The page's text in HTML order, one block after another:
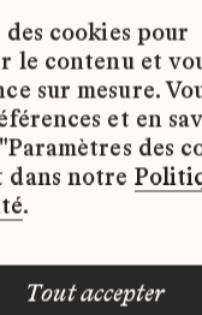
qu’il n’y
cookies pour
le contenu et
sur mesure.
et en
des
dans notre
.
tout accepter